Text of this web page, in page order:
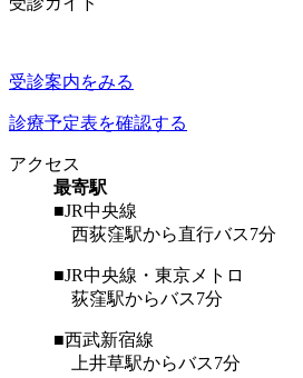
受診案内をみる
診療予定表を確認する
アクセス
最寄駅
■JR中央線
西荻窪駅から直行バス7分
■JR中央線・東京メトロ
荻窪駅からバス7分
■西武新宿線
上井草駅からバス7分